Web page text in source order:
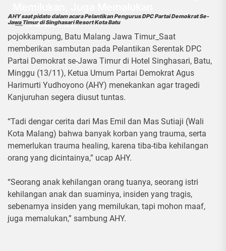
14 November 2022
AHY saat pidato dalam acara Pelantikan Pengurus DPC Partai Demokrat Se-
Jawa Timur di Singhasari Resort Kota Batu
pojokkampung, Batu Malang Jawa Timur_Saat
memberikan sambutan pada Pelantikan Serentak DPC
Partai Demokrat se-Jawa Timur di Hotel Singhasari, Batu,
Minggu (13/11), Ketua Umum Partai Demokrat Agus
Harimurti Yudhoyono (AHY) menekankan agar tragedi
Kanjuruhan segera diusut tuntas.
“Tadi dengar cerita dari Mas Emil dan Mas Sutiaji (Wali
Kota Malang) bahwa banyak korban yang trauma, serta
memerlukan trauma healing, karena tiba-tiba kehilangan
orang yang dicintainya,” ucap AHY.
“Seorang anak kehilangan orang tuanya, seorang istri
kehilangan anak dan suaminya, insiden yang tragis,
sebenarnya insiden yang memilukan, tapi mohon maaf,
juga memalukan,” sambung AHY.